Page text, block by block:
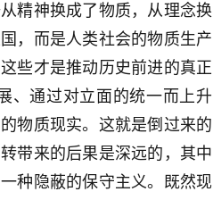
精神换成了物质，从理念换
，而是人类社会的物质生产
些才是推动历史前进的真正
、通过对立面的统一而上升
物质现实。这就是倒过来的
带来的后果是深远的，其中
种隐蔽的保守主义。既然现